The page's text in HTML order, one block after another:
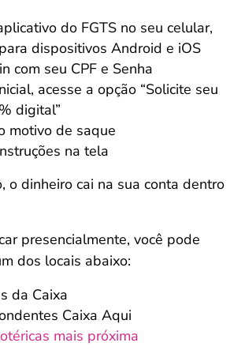
do FGTS no seu celular,
dispositivos Android e iOS
com seu CPF e Senha
acesse a opção “Solicite seu
digital”
motivo de saque
na tela
o dinheiro cai na sua conta dentro
presencialmente, você pode
dos locais abaixo:
da Caixa
Caixa Aqui
mais próxima